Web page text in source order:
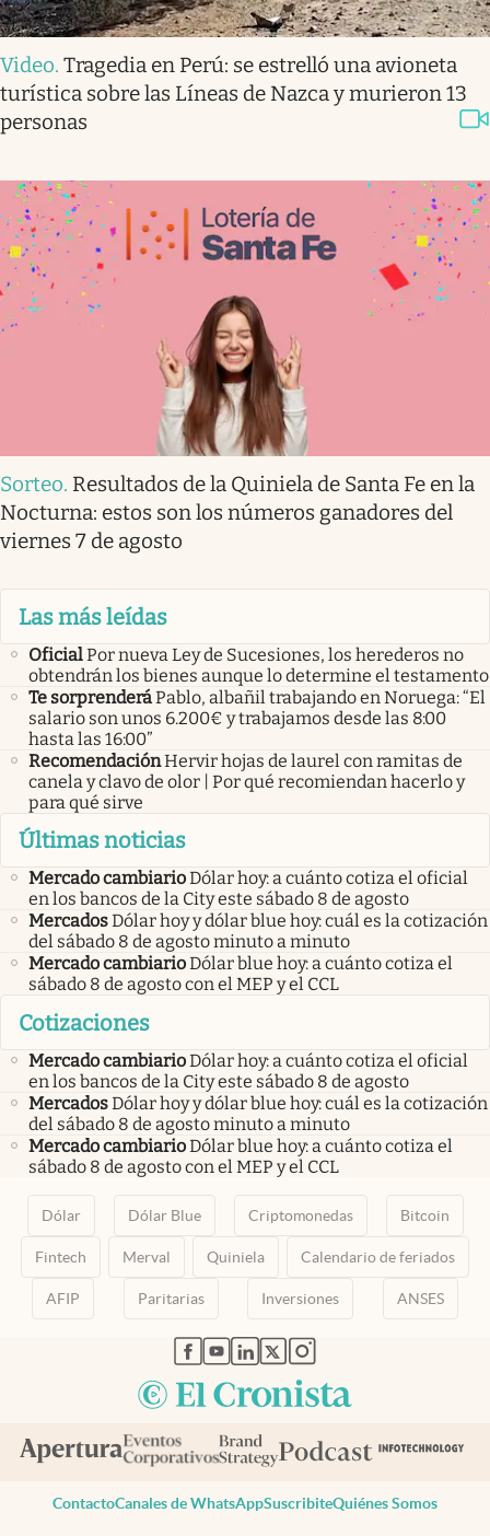
Video. Tragedia en Perú: se estrelló una avioneta
turística sobre las Líneas de Nazca y murieron 13
personas
Sorteo. Resultados de la Quiniela de Santa Fe en la
Nocturna: estos son los números ganadores del
viernes 7 de agosto
Las más leídas
OficialPor nueva Ley de Sucesiones, los herederos no
obtendrán los bienes aunque lo determine el testamento
Te sorprenderáPablo, albañil trabajando en Noruega: “El
salario son unos 6.200€ y trabajamos desde las 8:00
hasta las 16:00”
RecomendaciónHervir hojas de laurel con ramitas de
canela y clavo de olor | Por qué recomiendan hacerlo y
para qué sirve
Últimas noticias
Mercado cambiarioDólar hoy: a cuánto cotiza el oficial
en los bancos de la City este sábado 8 de agosto
MercadosDólar hoy y dólar blue hoy: cuál es la cotización
del sábado 8 de agosto minuto a minuto
Mercado cambiarioDólar blue hoy: a cuánto cotiza el
sábado 8 de agosto con el MEP y el CCL
Cotizaciones
Mercado cambiarioDólar hoy: a cuánto cotiza el oficial
en los bancos de la City este sábado 8 de agosto
MercadosDólar hoy y dólar blue hoy: cuál es la cotización
del sábado 8 de agosto minuto a minuto
Mercado cambiarioDólar blue hoy: a cuánto cotiza el
sábado 8 de agosto con el MEP y el CCL
Dólar Dólar Blue Criptomonedas Bitcoin
Fintech Merval Quiniela Calendario de feriados
AFIP Paritarias Inversiones ANSES
abre en nueva pestaña
abre en nueva pestaña
abre en nueva pestaña
abre en nueva pestaña
abre en nueva pestaña
ContactoCanales de WhatsAppSuscribiteQuiénes Somos